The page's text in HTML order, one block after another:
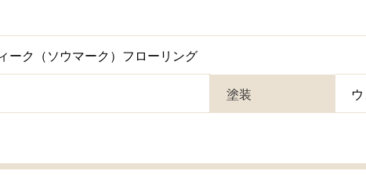
ーク（ソウマーク）フローリング
塗装